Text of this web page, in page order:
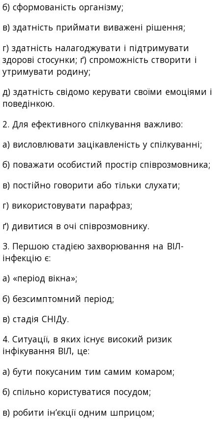
б) сформованість організму;
в) здатність приймати виважені рішення;
г) здатність налагоджувати і підтримувати
здорові стосунки; ґ) спроможність створити і
утримувати родину;
д) здатність свідомо керувати своїми емоціями і
поведінкою.
2. Для ефективного спілкування важливо:
а) висловлювати зацікавленість у спілкуванні;
б) поважати особистий простір співрозмовника;
в) постійно говорити або тільки слухати;
г) використовувати парафраз;
ґ) дивитися в очі співрозмовнику.
3. Першою стадією захворювання на ВІЛ-
інфекцію є:
а) «період вікна»;
б) безсимптомний період;
в) стадія СНІДу.
4. Ситуації, в яких існує високий ризик
інфікування ВІЛ, це:
а) бути покусаним тим самим комаром;
б) спільно користуватися посудом;
в) робити ін’єкції одним шприцом;